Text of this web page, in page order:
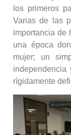
los primeros
Varias de las
importancia de
una época
mujer; un
rígidamente